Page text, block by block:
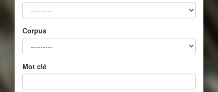
Corpus
Mot clé